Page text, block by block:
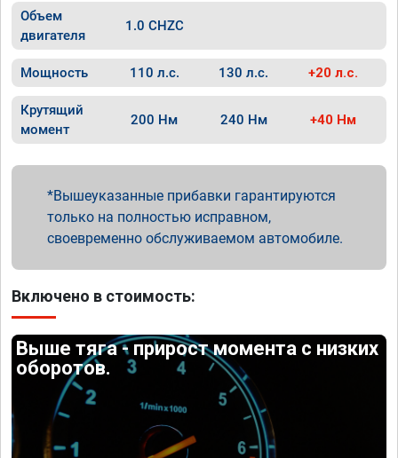
Объем
двигателя
1.0 CHZC
Мощность 110 л.с. 130 л.с. +20 л.с.
Крутящий
момент
200 Нм 240 Нм +40 Нм
Вышеуказанные прибавки гарантируются
только на полностью исправном,
своевременно обслуживаемом автомобиле.
Включено в стоимость:
Выше тяга - прирост момента с низких
оборотов.